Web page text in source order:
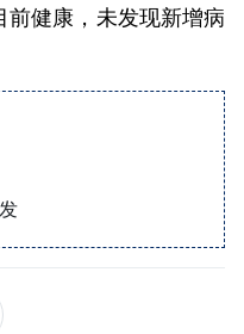
健康，未发现新增病